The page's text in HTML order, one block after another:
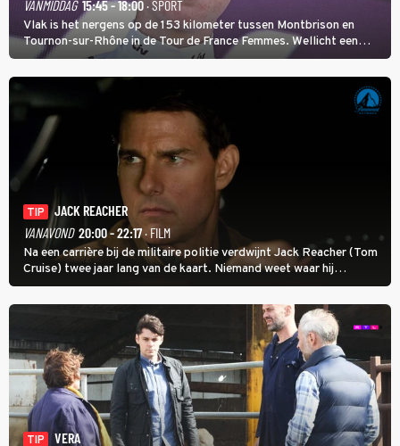
VANMIDDAG 15:45 - 18:00· SPORT
Vlak is het nergens op de 153 kilometer tussen Montbrison en
Tournon-sur-Rhône in de Tour de France Femmes. Wellicht een
kans voor Nienke Vinke, die vorig jaar de witte trui won.
TIP
JACK REACHER
VANAVOND 20:00 - 22:17· FILM
Na een carrière bij de militaire politie verdwijnt Jack Reacher (Tom
Cruise) twee jaar lang van de kaart. Niemand weet waar hij
uithangt, totdat moordverdachte James Barr naar hem vraagt.
TIP VERA